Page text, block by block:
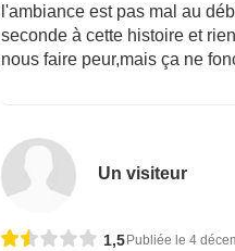
l'ambiance est pas mal au
seconde à cette histoire et
nous faire peur,mais ça ne
Un visiteur
1,5 Publiée le 4